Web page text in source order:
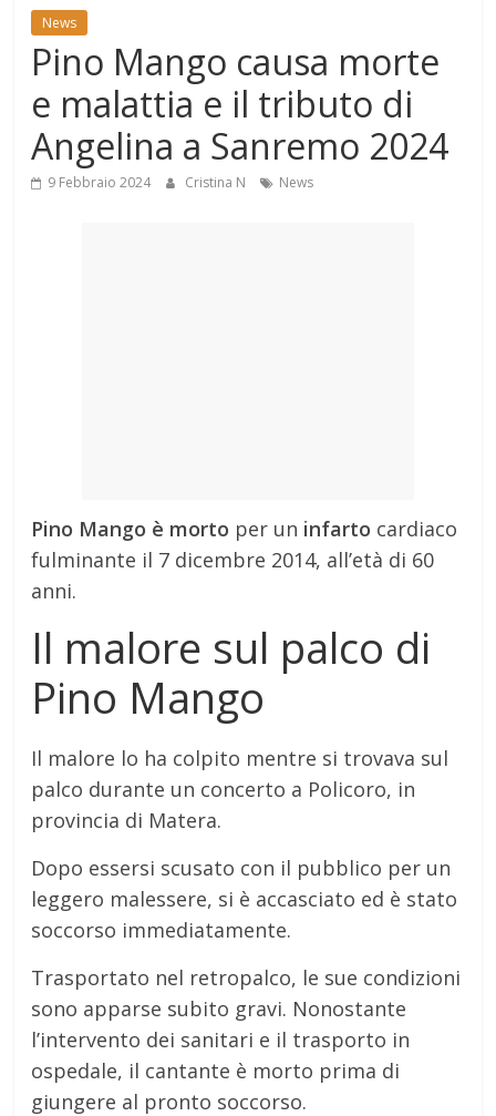
Mondo
News
Pino Mango causa morte
e malattia e il tributo di
Angelina a Sanremo 2024
9 Febbraio 2024 Cristina N News
Pino Mango è morto per un infarto cardiaco
fulminante il 7 dicembre 2014, all’età di 60
anni.
Il malore sul palco di
Pino Mango
Il malore lo ha colpito mentre si trovava sul
palco durante un concerto a Policoro, in
provincia di Matera.
Dopo essersi scusato con il pubblico per un
leggero malessere, si è accasciato ed è stato
soccorso immediatamente.
Trasportato nel retropalco, le sue condizioni
sono apparse subito gravi. Nonostante
l’intervento dei sanitari e il trasporto in
ospedale, il cantante è morto prima di
giungere al pronto soccorso.